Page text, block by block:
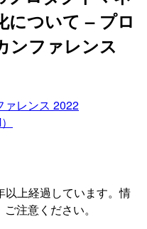
について – プロ
ンファレンス
ァレンス 2022
以上経過しています。情
注意ください。